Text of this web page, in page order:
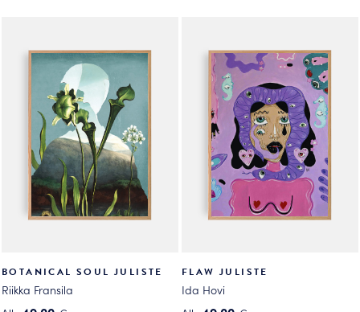
useampi
muunnelma.
valinnat
tuotteen
sivulla.
useampi
muunnelma.
tehdä
valinnat
tuotteen
sivulla.
BOTANICAL SOUL JULISTE
Riikka Fransila
FLAW JULISTE
Ida Hovi